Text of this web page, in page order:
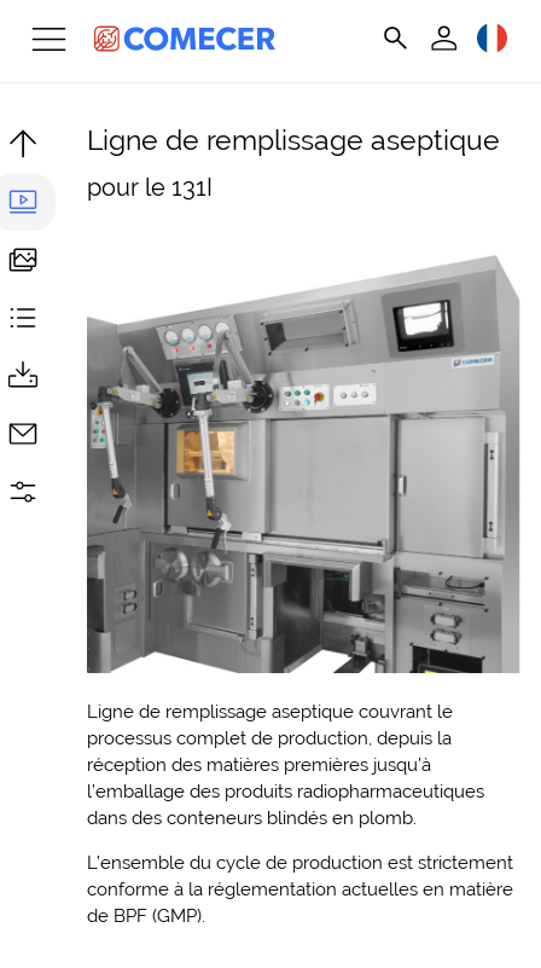
Ligne de remplissage aseptique
pour le 131I
Ligne de remplissage aseptique couvrant le
processus complet de production, depuis la
réception des matières premières jusqu’à
l’emballage des produits radiopharmaceutiques
dans des conteneurs blindés en plomb.
L’ensemble du cycle de production est strictement
conforme à la réglementation actuelles en matière
de BPF (GMP).